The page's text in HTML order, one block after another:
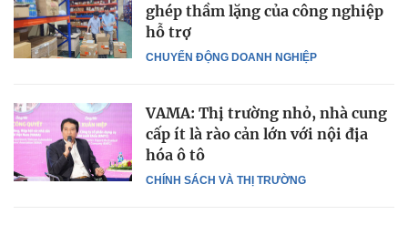
CHUYỂN ĐỘNG DOANH NGHIỆP
ghép thầm lặng của công nghiệp
hỗ trợ
CHÍNH SÁCH VÀ THỊ TRƯỜNG
VAMA: Thị trường nhỏ, nhà cung
cấp ít là rào cản lớn với nội địa
hóa ô tô